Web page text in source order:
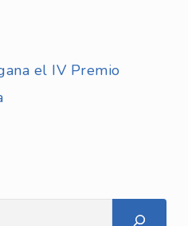
el IV Premio